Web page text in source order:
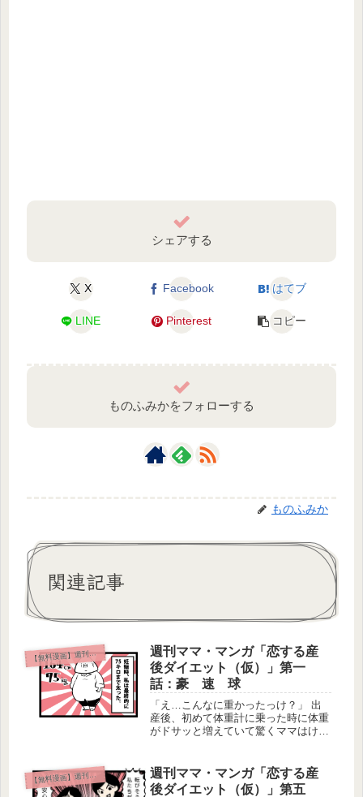
シェアする
X Facebook はてブ
LINE Pinterest コピー
ものふみかをフォローする
ものふみか
関連記事
【無料漫画】週刊ママ・マンガ
週刊ママ・マンガ「恋する産
後ダイエット（仮）」第一
話：豪 速 球
「え…こんなに重かったっけ？」 出
産後、初めて体重計に乗った時に体重
がドサッと増えていて驚くママはけっ
れた方がいるみたい…！？ Twitterや
CREM（クリム）で人気のマ...
【無料漫画】週刊ママ・マンガ
週刊ママ・マンガ「恋する産
後ダイエット（仮）」第五